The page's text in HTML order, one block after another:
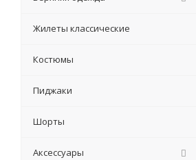
Жилеты классические
Костюмы
Пиджаки
Шорты
Аксессуары